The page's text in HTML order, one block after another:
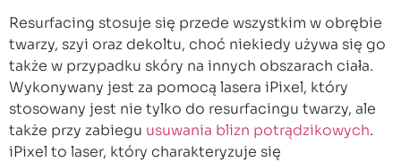
Resurfacing stosuje się przede wszystkim w obrębie
twarzy, szyi oraz dekoltu, choć niekiedy używa się go
także w przypadku skóry na innych obszarach ciała.
Wykonywany jest za pomocą lasera iPixel, który
stosowany jest nie tylko do resurfacingu twarzy, ale
także przy zabiegu usuwania blizn potrądzikowych.
iPixel to laser, który charakteryzuje się